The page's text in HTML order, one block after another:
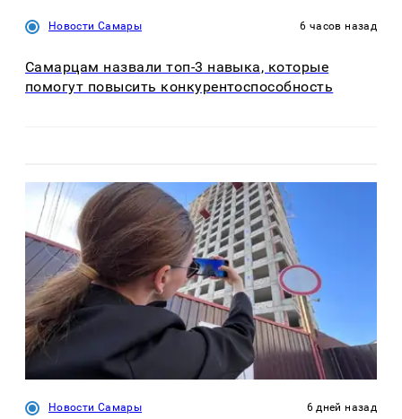
Новости Самары 6 часов назад
Самарцам назвали топ-3 навыка, которые
помогут повысить конкурентоспособность
Новости Самары 6 дней назад